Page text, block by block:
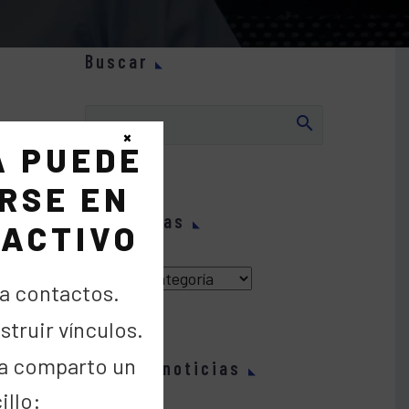
un
la
Buscar
Categorías
Últimas noticias
PUEDE
EN
contactos.
vínculos.
comparto un
×